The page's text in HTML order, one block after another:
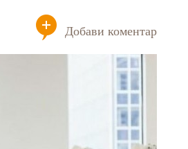
Добави коментар